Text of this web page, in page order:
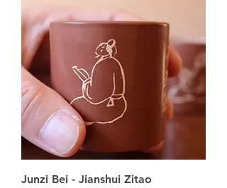
Junzi Bei - Jianshui Zitao